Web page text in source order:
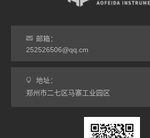
邮箱：
252526506@qq.cm
地址：
郑州市二七区马寨工业园区